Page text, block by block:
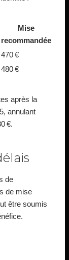
Mise
recommandée
470 €
480 €
après la
annulant
€.
de
de mise
être soumis